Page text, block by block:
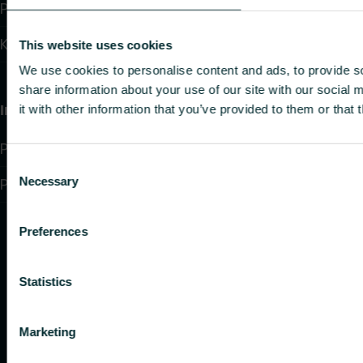
This website uses cookies
We use cookies to personalise content and ads, to provide
share information about your use of our site with our social
it with other information that you’ve provided to them or
Selection
Necessary
Preferences
Statistics
Marketing
Pardavimo tinklas
Kontaktai
Informācija
Privacy policy
Purchase terms and conditions